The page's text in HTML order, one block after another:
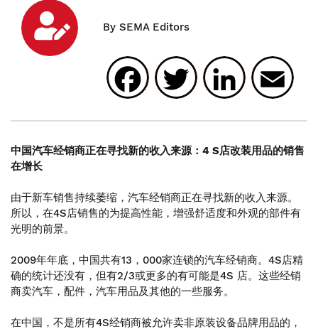
Facebook
Twitter
中国汽车经销商正在寻找新的收入来源：4 S店改装用品的销售
在增长
由于新车销售持续萎缩，汽车经销商正在寻找新的收入来源。
所以，在4S店销售的为提高性能，增强舒适度和外观的部件有
光明的前景。
2009年年底，中国共有13，000家连锁的汽车经销商。4S店精
确的统计还没有，但有2/3或更多的有可能是4S 店。这些经销
商卖汽车，配件，汽车用品及其他的一些服务。
在中国，不是所有4S经销商被允许卖非原装设备品牌用品的，